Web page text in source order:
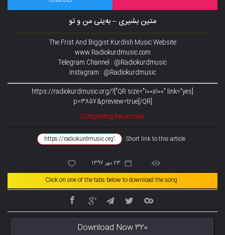
متین بشیری – بەینی من و تو
The Frist And Biggist Kurdish Music Website
www.Radiokurdmusic.com
Telegram Channel : @Radiokurdmusic
Instagram : @Radiokurdmusic
[QR size="100x100" link="yes"]https://radiokurdmusic.org/?
p=3857&preview=true[/QR]
Completing the archive
Short link to this article :
23 مهر 1397
Click on one of the tabs below to download the song
Download Now 320